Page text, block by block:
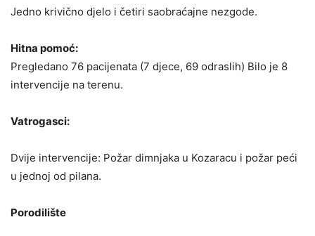
Jedno krivično djelo i četiri saobraćajne nezgode.
Hitna pomoć:
Pregledano 76 pacijenata (7 djece, 69 odraslih) Bilo je 8
intervencije na terenu.
Vatrogasci:
Dvije intervencije: Požar dimnjaka u Kozaracu i požar peći
u jednoj od pilana.
Porodilište